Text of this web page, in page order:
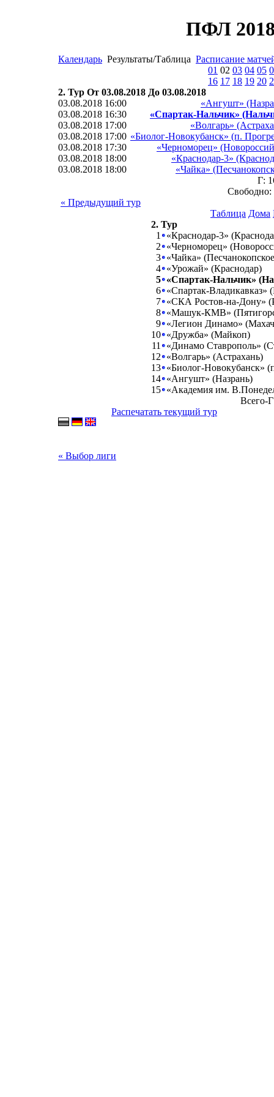
ПФЛ
Календарь Результаты/Таблица Расписание
01 02 03 04 05
16 17 18 19 20
2. Тур От 03.08.2018 До 03.08.2018
03.08.2018 16:00
«Ангушт»
03.08.2018 16:30
«Спартак-Нальчик»
03.08.2018 17:00
«Волгарь»
03.08.2018 17:00 «Биолог-Новокубанск» (п.
03.08.2018 17:30
«Черноморец»
03.08.2018 18:00
«Краснодар-3»
03.08.2018 18:00
«Чайка»
Г:
Свободно:
« Предыдущий тур
Таблица Дома
2. Тур
1
«Краснодар-3»
2
«Черноморец»
3
«Чайка»
4
«Урожай» (Краснодар)
5
«Спартак-Нальчик»
6
«Спартак-Владикавказ»
7
«СКА Ростов-на-Дону»
8
«Машук-КМВ»
9
«Легион Динамо»
10
«Дружба» (Майкоп)
11
«Динамо Ставрополь»
12
«Волгарь» (Астрахань)
13
«Биолог-Новокубанск»
14
«Ангушт» (Назрань)
15
«Академия им.
Распечатать текущий тур
« Выбор лиги